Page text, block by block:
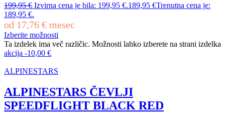
199,95€ Izvirna cena je bila: 199,95 €.189,95 €Trenutna cena je:
189,95 €.
od 17,76 € mesec
Izberite možnosti
Ta izdelek ima več različic. Možnosti lahko izberete na strani izdelka
akcija -10,00 €
ALPINESTARS
ALPINESTARS ČEVLJI
SPEEDFLIGHT BLACK RED